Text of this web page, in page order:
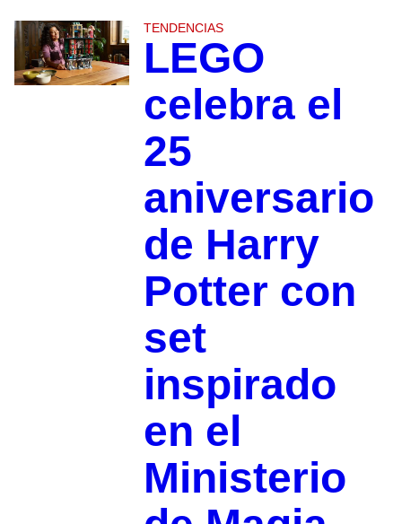
TENDENCIAS
LEGO
celebra el
25
aniversario
de Harry
Potter con
set
inspirado
en el
Ministerio